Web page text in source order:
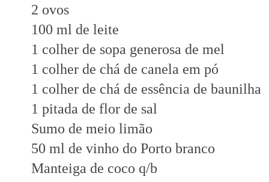
2 ovos
100 ml de leite
1 colher de sopa generosa de mel
1 colher de chá de canela em pó
1 colher de chá de essência de baunilha
1 pitada de flor de sal
Sumo de meio limão
50 ml de vinho do Porto branco
Manteiga de coco q/b